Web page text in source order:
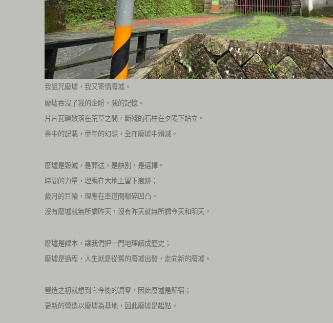
我詛咒廢墟，我又寄情廢墟。
廢墟吞沒了我的企盼，我的記憶。
片片瓦礫散落在荒草之間，斷殘的石柱在夕陽下站立。
書中的記載，童年的幻想，全在廢墟中殞滅。
廢墟是毀滅，是葬送，是訣別，是選擇。
時間的力量，理應在大地上留下痕跡；
歲月的巨輪，理應在車道間輾碎凹凸。
沒有廢墟就無所謂昨天，沒有昨天就無所謂今天和明天。
廢墟是課本，讓我們把一門地理讀成歷史；
廢墟是過程，人生就是從舊的廢墟出發，走向新的廢墟。
營造之初就想到它今後的凋零，因此廢墟是歸宿；
更新的營造以廢墟為基地，因此廢墟是起點。